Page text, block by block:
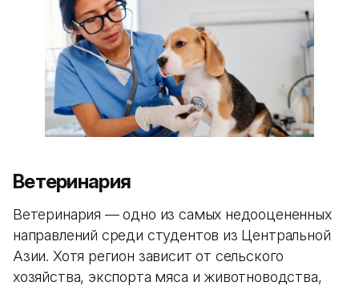
Ветеринария
Ветеринария — одно из самых недооцененных
направлений среди студентов из Центральной
Азии. Хотя регион зависит от сельского
хозяйства, экспорта мяса и животноводства,